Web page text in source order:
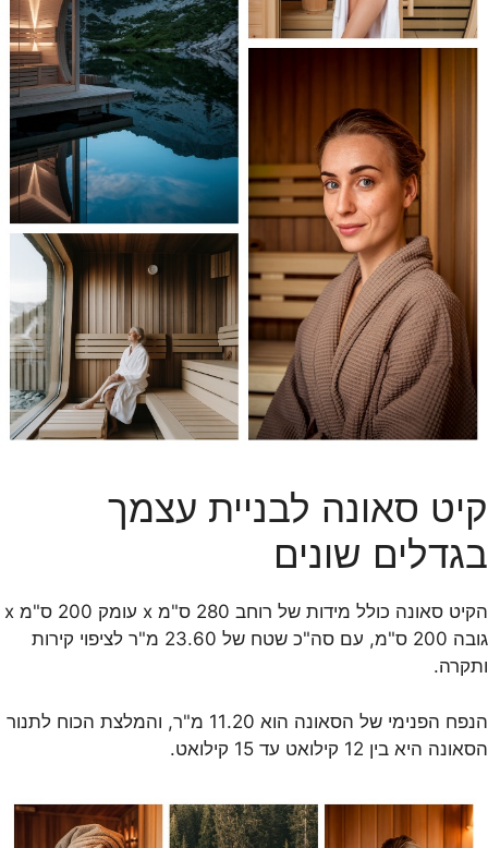
קיט סאונה לבניית עצמך
בגדלים שונים
הקיט סאונה כולל מידות של רוחב 280 ס"מ x עומק 200 ס"מ x
גובה 200 ס"מ, עם סה"כ שטח של 23.60 מ"ר לציפוי קירות
ותקרה.
הנפח הפנימי של הסאונה הוא 11.20 מ"ר, והמלצת הכוח לתנור
הסאונה היא בין 12 קילואט עד 15 קילואט.